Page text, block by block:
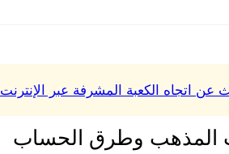
عن اتجاه الكعبة المشرفة عبر الإنترنت
المذهب وطرق الحساب